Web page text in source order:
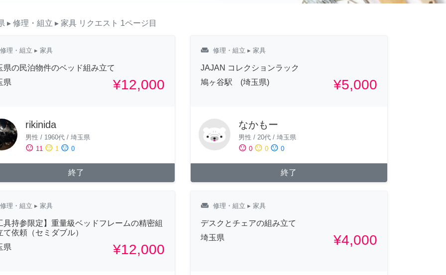
▸ 修理・組立 ▸ 家具 リクエスト 1ページ目
修理・組立 ▸ 家具
県の民泊物件のベッド組み立て
県
¥12,000
rikinida
男性 / 1960代 / 埼玉県
sentiment_satisfied 11 sentiment_neutral 1 sentiment_dissatisfied 0
終了
weekend 修理・組立 ▸ 家具
JAJAN コレクションラック
鳩ヶ谷駅 (埼玉県)
¥5,000
なかもー
男性 / 20代/ 埼玉県
sentiment_satisfied 0 sentiment_neutral 0 sentiment_dissatisfied 0
終了
修理・組立 ▸ 家具
具持参限定】重量級ベッドフレームの精密組
て依頼（セミダブル）
県
¥12,000
weekend 修理・組立 ▸ 家具
デスクとチェアの組み立て
埼玉県
¥4,000